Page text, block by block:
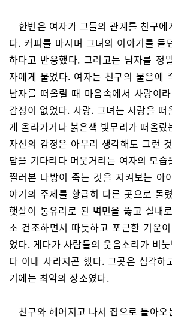
한번은 여자가 그들의 관계를 친구에
다. 커피를 마시며 그녀의 이야기를 듣
하다고 반응했다. 그러고는 남자를 정
자에게 물었다. 여자는 친구의 물음에
남자를 떠올릴 때 마음속에서 사랑이
감정이 없었다. 사랑. 그녀는 사랑을 떠
게 올라가거나 붉은색 빛무리가 떠올
자신의 감정은 아무리 생각해도 그런
답을 기다리다 머뭇거리는 여자의 모
찔러본 나방이 죽는 것을 지켜보는 아
야기의 주제를 황급히 다른 곳으로 돌
햇살이 통유리로 된 벽면을 뚫고 실내
소 건조하면서 따듯하고 포근한 기운
었다. 게다가 사람들의 웃음소리가 비
다 이내 사라지곤 했다. 그곳은 심각하
기에는 최악의 장소였다.
친구와 헤어지고 나서 집으로 돌아